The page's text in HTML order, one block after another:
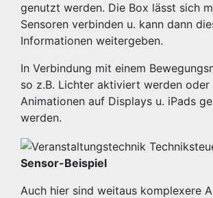
genutzt werden. Die Box lässt sich
Sensoren verbinden u. kann dann
Informationen weitergeben.
In Verbindung mit einem
so z.B. Lichter aktiviert werden oder
Animationen auf Displays u. iPads
werden.
Sensor-Beispiel
Auch hier sind weitaus komplexere